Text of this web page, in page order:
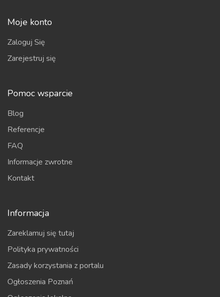
Moje konto
Zaloguj Się
Zarejestruj się
Pomoc wsparcie
Blog
Referencje
FAQ
Informacje zwrotne
Kontakt
Informacja
Zareklamuj się tutaj
Polityka prywatności
Zasady korzystania z portalu
Ogłoszenia Poznań